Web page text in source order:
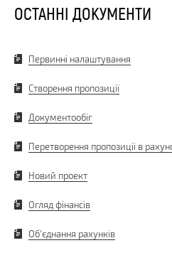
ОСТАННІ ДОКУМЕНТИ
Первинні налаштування
Створення пропозиції
Документообіг
Перетворення пропозиції в
Новий проект
Огляд фінансів
Об'єднання рахунків